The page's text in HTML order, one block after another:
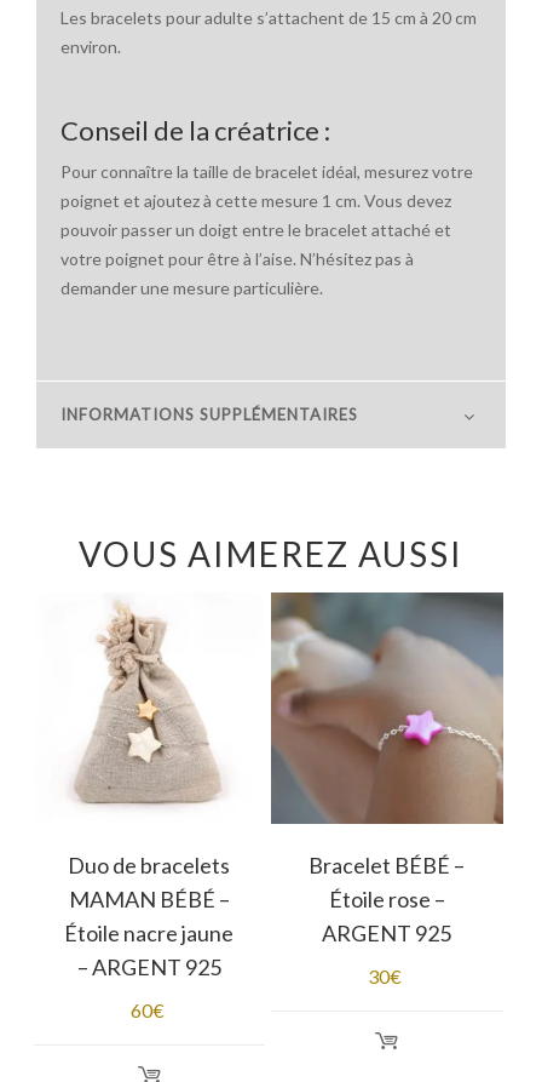
Les bracelets pour adulte s’attachent de 15 cm à 20 cm
environ.
Conseil de la créatrice :
Pour connaître la taille de bracelet idéal, mesurez votre
poignet et ajoutez à cette mesure 1 cm. Vous devez
pouvoir passer un doigt entre le bracelet attaché et
votre poignet pour être à l’aise. N’hésitez pas à
demander une mesure particulière.
INFORMATIONS SUPPLÉMENTAIRES
VOUS AIMEREZ AUSSI
Duo de bracelets
MAMAN BÉBÉ –
Étoile nacre jaune
– ARGENT 925
60€
Bracelet BÉBÉ –
Étoile rose –
ARGENT 925
30€